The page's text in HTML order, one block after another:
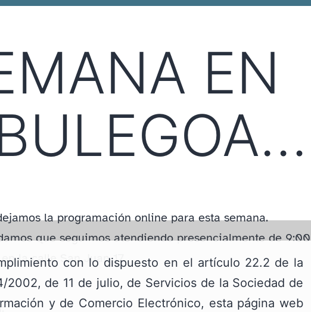
EN
la programación online para esta semana.
que seguimos atendiendo presencialmente de 9:00
en la calle San Juan 17.con lo dispuesto en el artículo 22.2 de la
2002, de 11 de julio, de Servicios de la Sociedad de
y de Comercio Electrónico, esta página web